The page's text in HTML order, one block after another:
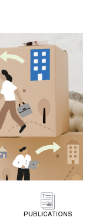
PUBLICATIONS